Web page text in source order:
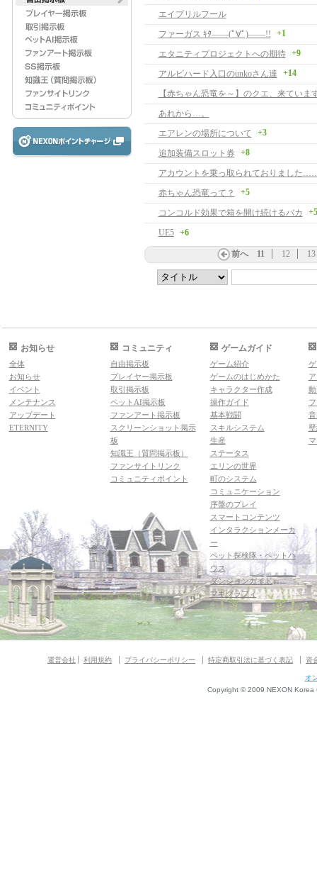
エイプリルフール
ファーガス ｷﾀ――(ﾟ∀ﾟ)――!!
+1
エタニティプロジェクトへの期待 +9
アルビハード入口のunkoさん達 +14
【赤ちゃん恐竜を～】のクエ、来ていま
あれから…。
エアレンの場所について
+3
追加装備スロット券 +8
アカウントを乗っ取られておりました
赤ちゃん恐竜って？
+5
コンコルド効果で箱を開け続けるバカ +5
UE5 +6
前へ 11 12 13
お知らせ
全体
お知らせ
イベント
メンテナンス
アップデート
ETERNITY
コミュニティ
自由掲示板
プレイヤー掲示板
取引掲示板
ペットAI掲示板
ファンアート掲示板
スクリーンショット掲示
板
知識王（質問掲示板）
ファンサイトリンク
コミュニティポイント
ゲームガイド
ゲーム紹介
ゲームのはじめかた
キャラクター作成
操作ガイド
基本戦闘
スキルシステム
生産
ステータス
エリンの世界
町のシステム
コミュニケーション
序盤のプレイ
スマートコンテンツ
インタラクションメーカ
ー
ペット探検隊・ペットハ
ウス
ダンジョンガイド
マギグラフィ
運営会社 利用規約 プライバシーポリシー 特定商取引法に基づく表記 資
オ
Copyright © 2009 NEXON Korea